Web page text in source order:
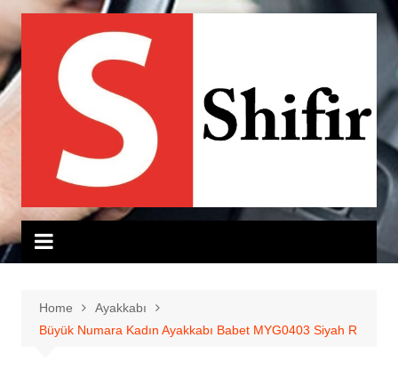
Skip
to
content
Home
Ayakkabı
Büyük Numara Kadın Ayakkabı Babet MYG0403 Siyah R